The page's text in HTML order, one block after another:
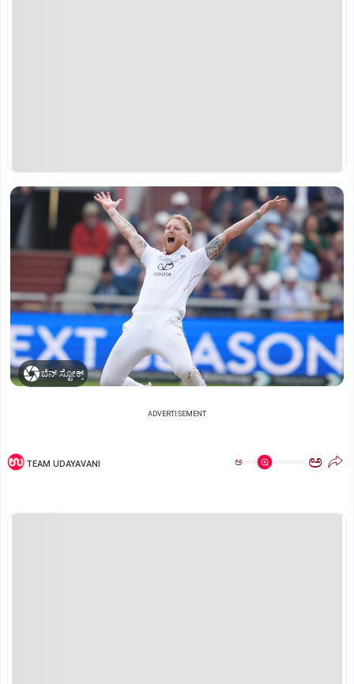
ಬೆನ್‌ ಸ್ಟೋಕ್ಸ್‌
ADVERTISEMENT
TEAM UDAYAVANI ಅ ಅ